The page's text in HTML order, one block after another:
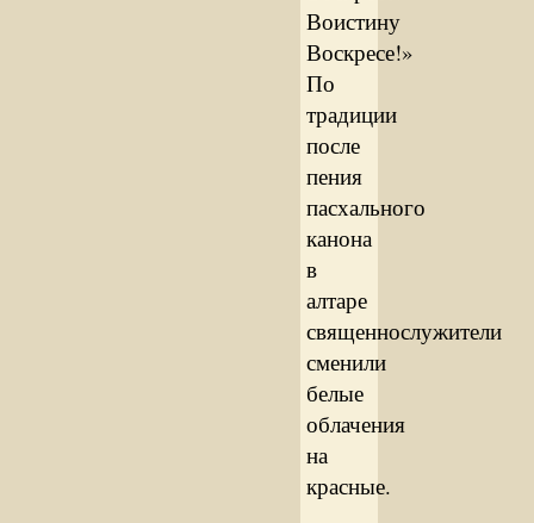
Воистину
Воскресе!»
По
традиции
после
пения
пасхального
канона
в
алтаре
священнослужители
сменили
белые
облачения
на
красные.